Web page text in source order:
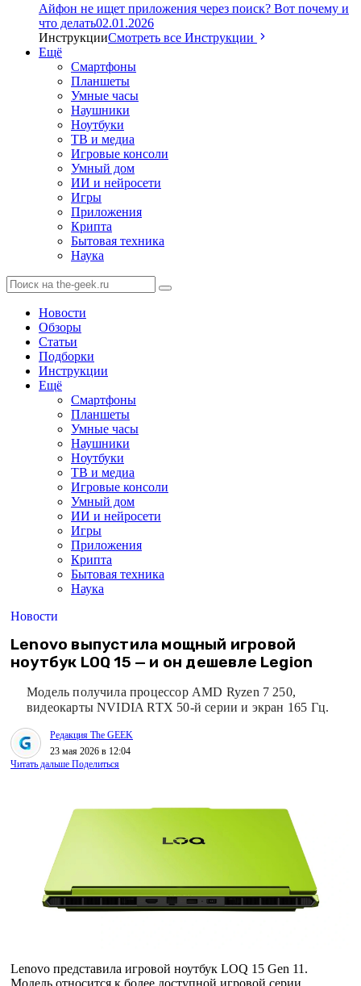
Айфон не ищет приложения через поиск? Вот почему и
что делать02.01.2026
ИнструкцииСмотреть все Инструкции
Ещё
Смартфоны
Планшеты
Умные часы
Наушники
Ноутбуки
ТВ и медиа
Игровые консоли
Умный дом
ИИ и нейросети
Игры
Приложения
Крипта
Бытовая техника
Наука
Новости
Обзоры
Статьи
Подборки
Инструкции
Ещё
Смартфоны
Планшеты
Умные часы
Наушники
Ноутбуки
ТВ и медиа
Игровые консоли
Умный дом
ИИ и нейросети
Игры
Приложения
Крипта
Бытовая техника
Наука
Новости
Lenovo выпустила мощный игровой
ноутбук LOQ 15 — и он дешевле Legion
Модель получила процессор AMD Ryzen 7 250,
видеокарты NVIDIA RTX 50-й серии и экран 165 Гц.
Редакция The GEEK
23 мая 2026 в 12:04
Читать дальше Поделиться
Lenovo представила игровой ноутбук LOQ 15 Gen 11.